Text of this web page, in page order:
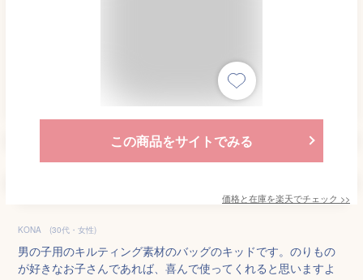
この商品をサイトでみる
価格と在庫を楽天でチェック >>
KONA (30代・女性)
男の子用のキルティング素材のバッグのキッドです。のりもの
が好きなお子さんであれば、喜んで使ってくれると思いますよ